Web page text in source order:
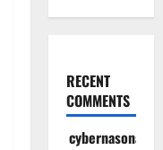
RECENT
COMMENTS
cybernasonal